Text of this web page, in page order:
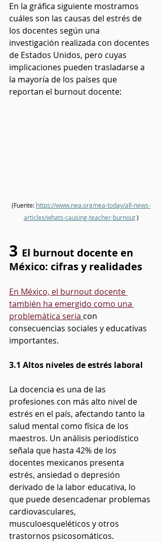
En la gráfica siguiente mostramos
cuáles son las causas del estrés de
los docentes según una
investigación realizada con docentes
de Estados Unidos, pero cuyas
implicaciones pueden trasladarse a
la mayoría de los países que
reportan el burnout docente:
(Fuente: https://www.nea.org/nea-today/all-news-
articles/whats-causing-teacher-burnout )
3 El burnout docente en
México: cifras y realidades
En México, el burnout docente
también ha emergido como una
problemática seria con
consecuencias sociales y educativas
importantes.
3.1 Altos niveles de estrés laboral
La docencia es una de las
profesiones con más alto nivel de
estrés en el país, afectando tanto la
salud mental como física de los
maestros. Un análisis periodístico
señala que hasta 42% de los
docentes mexicanos presenta
estrés, ansiedad o depresión
derivado de la labor educativa, lo
que puede desencadenar problemas
cardiovasculares,
musculoesqueléticos y otros
trastornos psicosomáticos.